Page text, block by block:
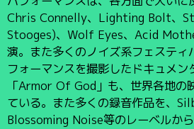
Chris Connelly、Lighting Bolt、
Stooges)、Wolf Eyes、Acid
演。また多くのノイズ系フェスティ
フォーマンスを撮影したドキュメン
「Armor Of God」も、世界各地の
ている。また多くの録音作品を、
Blossoming Noise等のレーベルから